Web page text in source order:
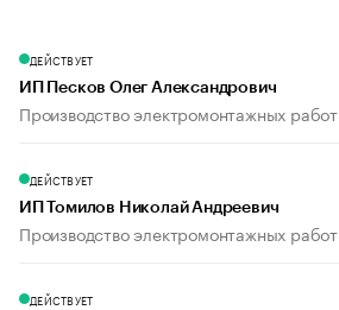
ДЕЙСТВУЕТ
ИП Песков Олег Александрович
Производство электромонтажных работ
ДЕЙСТВУЕТ
ИП Томилов Николай Андреевич
Производство электромонтажных работ
ДЕЙСТВУЕТ